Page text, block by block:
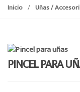
Inicio / Uñas /
PINCEL PARA